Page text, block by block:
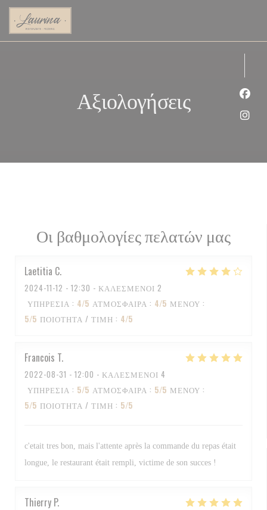
Πίνακας διαχείρισης "Μπισκότων" (Cookies)
Αξιολογήσεις
Οι βαθμολογίες πελατών μας
Laetitia C
2024-11-12 - 12:30 - ΚΑΛΕΣΜΈΝΟΙ 2
ΥΠΗΡΕΣΊΑ : 4/5 ΑΤΜΌΣΦΑΙΡΑ : 4/5 ΜΕΝΟΎ :
5/5 ΠΟΙΌΤΗΤΑ / ΤΙΜΉ : 4/5
Francois T
2022-08-31 - 12:00 - ΚΑΛΕΣΜΈΝΟΙ 4
ΥΠΗΡΕΣΊΑ : 5/5 ΑΤΜΌΣΦΑΙΡΑ : 5/5 ΜΕΝΟΎ :
5/5 ΠΟΙΌΤΗΤΑ / ΤΙΜΉ : 5/5
c'etait tres bon, mais l'attente après la commande du repas était
longue, le restaurant était rempli, victime de son succes !
Thierry P